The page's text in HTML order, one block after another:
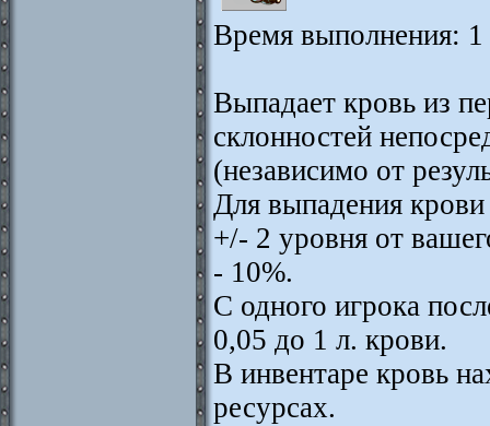
Время выполнения:
Выпадает кровь из
склонностей
(независимо от
Для выпадения
+/- 2 уровня от
- 10%.
С одного игрока
0,05 до 1 л. крови.
В инвентаре кровь
ресурсах.